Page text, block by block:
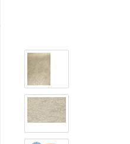
Bildergalerie überspringen